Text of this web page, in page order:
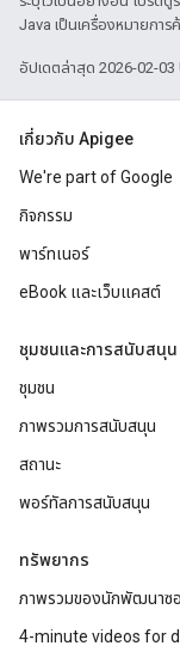
Java เป็นเครื่องหมายการ
อัปเดตล่าสุด 2026-02-03
เกี่ยวกับ Apigee
We're part of Google
กิจกรรม
พาร์ทเนอร์
eBook และเว็บแคสต์
ชุมชนและการสนับสนุน
ชุมชน
ภาพรวมการสนับสนุน
สถานะ
พอร์ทัลการสนับสนุน
ทรัพยากร
ภาพรวมของนักพัฒนาซ
4-minute videos for